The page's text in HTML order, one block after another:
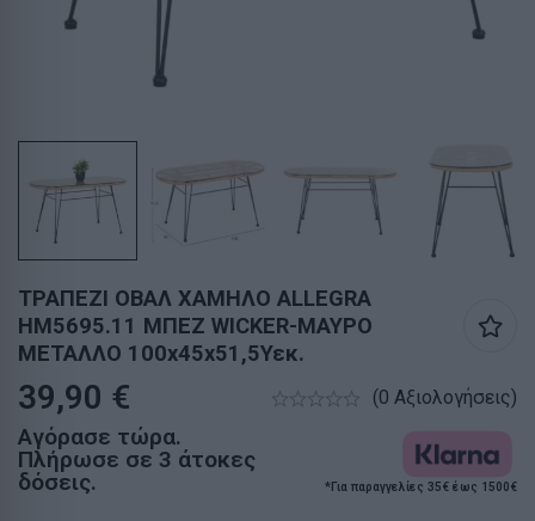
ΤΡΑΠΕΖΙ ΟΒΑΛ ΧΑΜΗΛΟ ALLEGRA
HM5695.11 ΜΠΕΖ WICKER-ΜΑΥΡΟ
ΜΕΤΑΛΛΟ 100x45x51,5Υεκ.
39,90 € (0 Αξιολογήσεις)
Αγόρασε τώρα.
Πλήρωσε σε 3 άτοκες
δόσεις.
*Για παραγγελίες 35€ έως 1500€